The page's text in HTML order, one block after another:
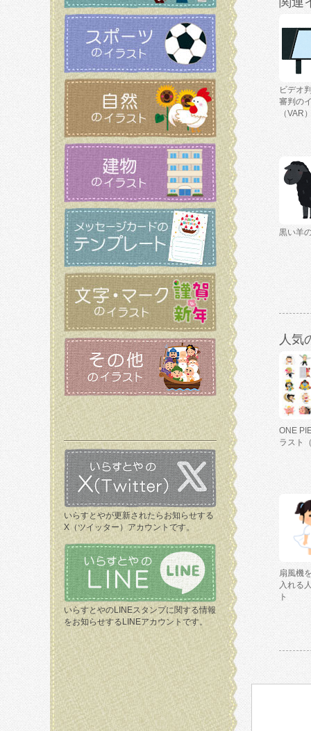
いらすとやが更新されたらお知らせする
X（ツイッター）アカウントです。
いらすとやのLINEスタンプに関する情報
をお知らせするLINEアカウントです。
ビデオ
審判の
（VAR
黒い羊
人気
ONE
ラスト
扇風機
入れる
ト